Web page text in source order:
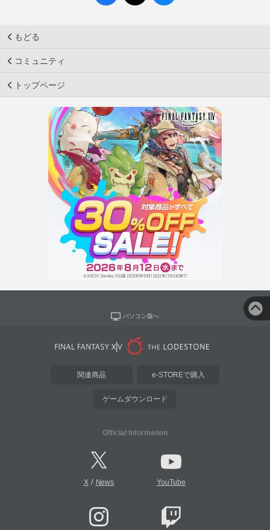
もどる
コミュニティ
トップページ
パソコン版へ
関連商品 e-STOREで購入
ゲームダウンロード
Official Information
X/ News YouTube